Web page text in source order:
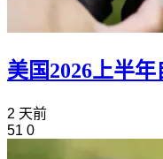
美国2026上半
2 天前
51 0